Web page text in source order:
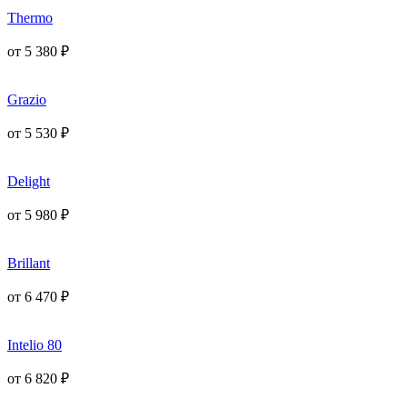
Thermo
от 5 380 ₽
Grazio
от 5 530 ₽
Delight
от 5 980 ₽
Brillant
от 6 470 ₽
Intelio 80
от 6 820 ₽